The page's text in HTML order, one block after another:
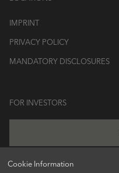
Cookie Information
IMPRINT
PRIVACY POLICY
MANDATORY DISCLOSURES
FOR INVESTORS